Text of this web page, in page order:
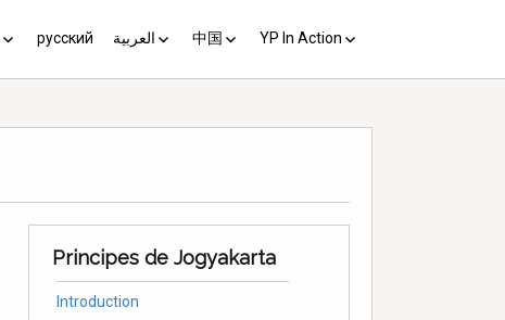
русский العربية 中国 YP In Action
Download the Guide in your
Principes de Jogyakarta
Introduction